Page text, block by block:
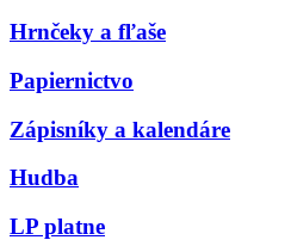
Hrnčeky a fľaše
Papiernictvo
Zápisníky a kalendáre
Hudba
LP platne